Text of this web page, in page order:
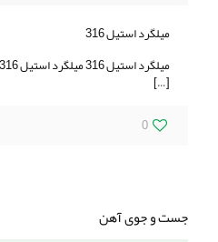
ميلگرد استيل 316
ميلگرد استيل 316 ميلگرد استيل 316 نوعی فولاد زنگ نزن می باشد
[…]
0
جست و جوی آهن